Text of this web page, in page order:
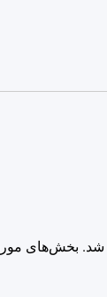
شد. بخش‌های